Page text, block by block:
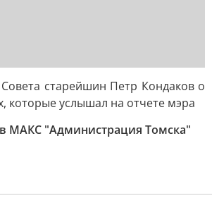
старейшин Петр Кондаков о
которые услышал на отчете мэра
МАКС "Администрация Томска"